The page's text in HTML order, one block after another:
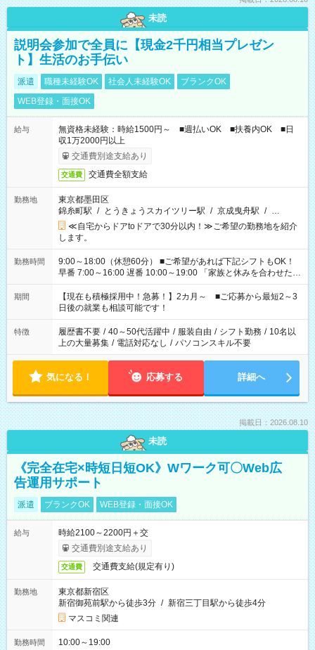
未読
説明会参加で全員に【現金2千円相当プレゼン
ト】生活のお手伝い
派遣 職種未経験OK 社会人未経験OK
ブランクOK
WEB登録・面接OK
給与
無資格未経験：時給1500円～ ■週払いOK ■扶養内OK ■日
収1万2000円以上
交通費別途支給あり
交通費 交通費全額支給
勤務地
東京都墨田区
錦糸町駅 / とうきょうスカイツリー駅 / 京成曳舟駅 / …
≪自宅からドアtoドアで30分以内！≫ご希望の勤務地を紹介
します。
勤務時間
9:00～18:00（休憩60分） ■ご希望があれば下記シフトもOK！
早番 7:00～16:00 遅番 10:00～19:00 「家族と休みを合わせた
い」 「余裕を持って夕飯の準備がしたい」 「できれば残業はし
たくない」 など、ご希望を教えてくださいね。 ※Wワーク希望
の方へ 今ご覧のお仕事で希望する勤務時間と、もう1つのお仕事
の勤務時間。 合計で週40時間を超える場合は応募できません。
期間
【現在も積極採用中！急募！】2カ月～ ■ご応募から最短2～3
日後の就業も相談可能です！
特徴 履歴書不要 / 40～50代活躍中 / 服装自由 / シフト勤務 / 10名以
上の大量募集 / 電話対応なし / パソコンスキル不要
気になる！ 応募する 詳細へ
掲載日：2026.08.10
未読
《完全在宅×時短日短OK》Wワーク可〇Web広
告運用サポート
派遣 ブランクOK WEB登録・面接OK
給与
時給2100～2200円＋交
交通費別途支給あり
交通費 交通費支給(規定有り)
勤務地
東京都新宿区
新宿御苑前駅から徒歩3分 / 新宿三丁目駅から徒歩4分
マスコミ関連
勤務時間 10:00～19:00